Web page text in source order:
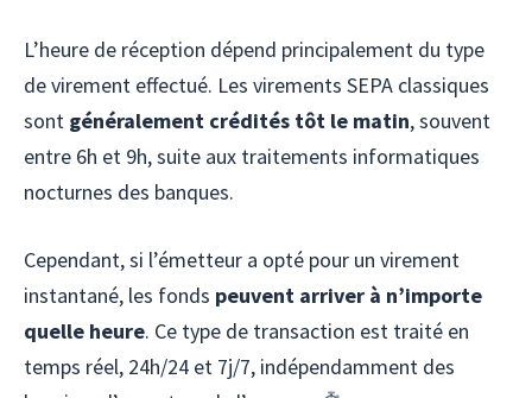
L’heure de réception dépend principalement du type
de virement effectué. Les virements SEPA classiques
sont généralement crédités tôt le matin, souvent
entre 6h et 9h, suite aux traitements informatiques
nocturnes des banques.
Cependant, si l’émetteur a opté pour un virement
instantané, les fonds peuvent arriver à n’importe
quelle heure. Ce type de transaction est traité en
temps réel, 24h/24 et 7j/7, indépendamment des